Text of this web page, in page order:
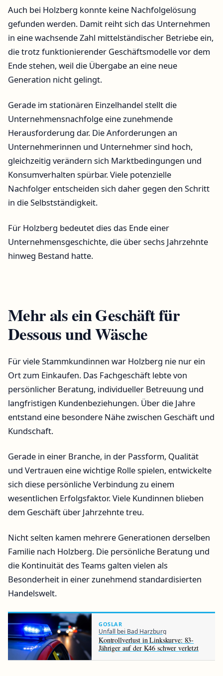
Auch bei Holzberg konnte keine Nachfolgelösung
gefunden werden. Damit reiht sich das Unternehmen
in eine wachsende Zahl mittelständischer Betriebe ein,
die trotz funktionierender Geschäftsmodelle vor dem
Ende stehen, weil die Übergabe an eine neue
Generation nicht gelingt.
Gerade im stationären Einzelhandel stellt die
Unternehmensnachfolge eine zunehmende
Herausforderung dar. Die Anforderungen an
Unternehmerinnen und Unternehmer sind hoch,
gleichzeitig verändern sich Marktbedingungen und
Konsumverhalten spürbar. Viele potenzielle
Nachfolger entscheiden sich daher gegen den Schritt
in die Selbstständigkeit.
Für Holzberg bedeutet dies das Ende einer
Unternehmensgeschichte, die über sechs Jahrzehnte
hinweg Bestand hatte.
Mehr als ein Geschäft für
Dessous und Wäsche
Für viele Stammkundinnen war Holzberg nie nur ein
Ort zum Einkaufen. Das Fachgeschäft lebte von
persönlicher Beratung, individueller Betreuung und
langfristigen Kundenbeziehungen. Über die Jahre
entstand eine besondere Nähe zwischen Geschäft und
Kundschaft.
Gerade in einer Branche, in der Passform, Qualität
und Vertrauen eine wichtige Rolle spielen, entwickelte
sich diese persönliche Verbindung zu einem
wesentlichen Erfolgsfaktor. Viele Kundinnen blieben
dem Geschäft über Jahrzehnte treu.
Nicht selten kamen mehrere Generationen derselben
Familie nach Holzberg. Die persönliche Beratung und
die Kontinuität des Teams galten vielen als
Besonderheit in einer zunehmend standardisierten
Handelswelt.
GOSLAR
Unfall bei Bad Harzburg
Kontrollverlust in Linkskurve: 83-
Jähriger auf der K46 schwer verletzt